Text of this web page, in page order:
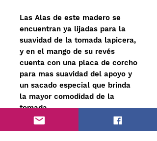
Las Alas de este madero se
encuentran ya lijadas para la
suavidad de la tomada lapicera,
y en el mango de su revés
cuenta con una placa de corcho
para mas suavidad del apoyo y
un sacado especial que brinda
la mayor comodidad de la
tomada.
Todos nuestros Maderos se